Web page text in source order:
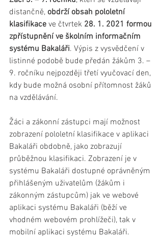
distančně, obdrží obsah pololetní
klasifikace ve čtvrtek 28. 1. 2021 formou
zpřístupnění ve školním informačním
systému Bakaláři. Výpis z vysvědčení v
listinné podobě bude předán žákům 3. –
9. ročníku nejpozději třetí vyučovací den,
kdy bude možná osobní přítomnost žáků
na vzdělávání.
Žáci a zákonní zástupci mají možnost
zobrazení pololetní klasifikace v aplikaci
Bakaláři obdobně, jako zobrazují
průběžnou klasifikaci. Zobrazení je v
systému Bakaláři dostupné oprávněným
přihlášeným uživatelům (žákům i
zákonným zástupcům) jak ve webové
aplikaci systému Bakaláři (běží ve
vhodném webovém prohlížeči), tak v
mobilní aplikaci systému Bakaláři.